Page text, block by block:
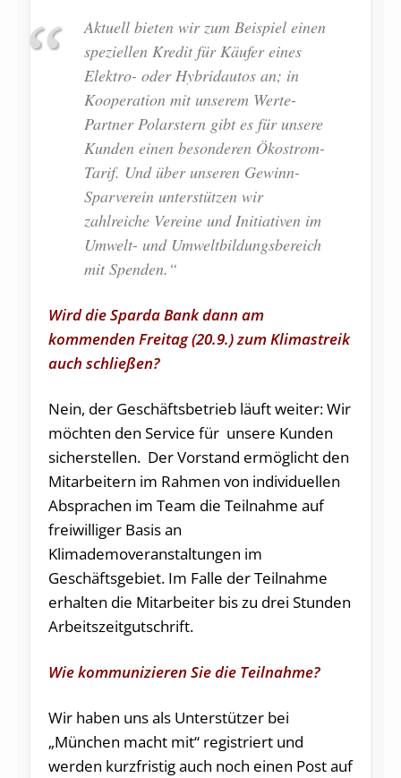
Aktuell bieten wir zum Beispiel einen
speziellen Kredit für Käufer eines
Elektro- oder Hybridautos an; in
Kooperation mit unserem Werte-
Partner Polarstern gibt es für unsere
Kunden einen besonderen Ökostrom-
Tarif. Und über unseren Gewinn-
Sparverein unterstützen wir
zahlreiche Vereine und Initiativen im
Umwelt- und Umweltbildungsbereich
mit Spenden.“
Wird die Sparda Bank dann am
kommenden Freitag (20.9.) zum Klimastreik
auch schließen?
Nein, der Geschäftsbetrieb läuft weiter: Wir
möchten den Service für unsere Kunden
sicherstellen. Der Vorstand ermöglicht den
Mitarbeitern im Rahmen von individuellen
Absprachen im Team die Teilnahme auf
freiwilliger Basis an
Klimademoveranstaltungen im
Geschäftsgebiet. Im Falle der Teilnahme
erhalten die Mitarbeiter bis zu drei Stunden
Arbeitszeitgutschrift.
Wie kommunizieren Sie die Teilnahme?
Wir haben uns als Unterstützer bei
„München macht mit“ registriert und
werden kurzfristig auch noch einen Post auf